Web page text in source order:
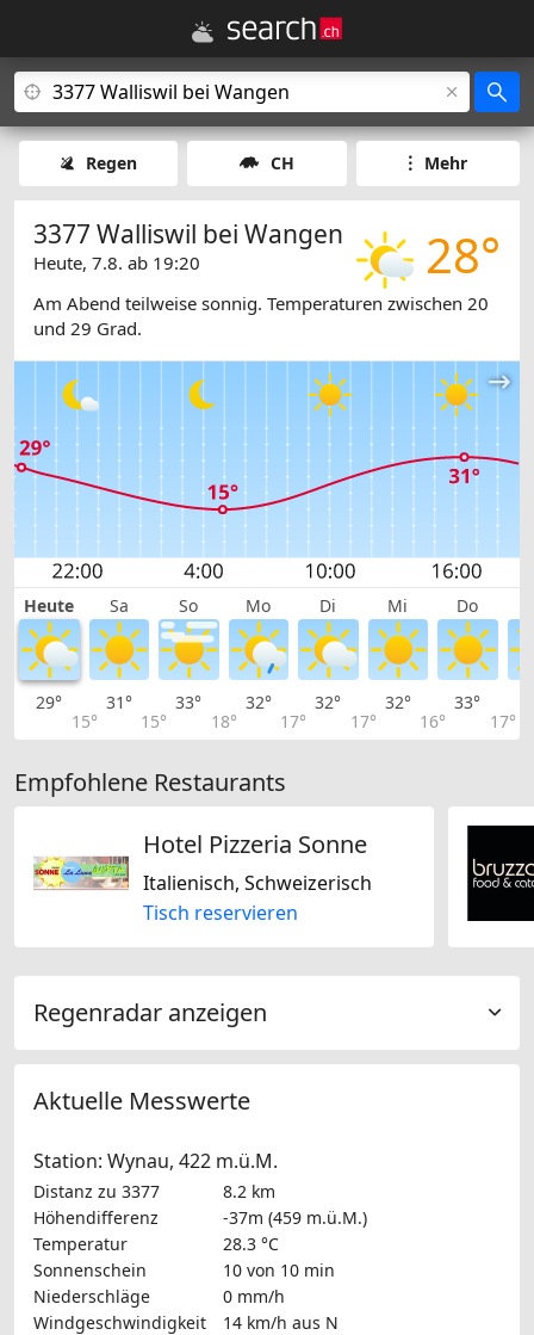
Regen CH Mehr
28°
3377 Walliswil bei Wangen
Heute, 7.8. ab 19:20
Am Abend teilweise sonnig. Temperaturen zwischen 20
und 29 Grad.
Heute Sa So Mo Di Mi Do
29°
15°
31°
15°
33°
18°
32°
17°
32°
17°
32°
16°
33°
17°
Empfohlene Restaurants
Hotel Pizzeria Sonne
Italienisch, Schweizerisch
Tisch reservieren
Regenradar anzeigen
Aktuelle Messwerte
Station: Wynau, 422 m.ü.M.
Distanz zu 3377
8.2 km
Höhendifferenz
-37m (459 m.ü.M.)
Temperatur
28.3 °C
Sonnenschein
10 von 10 min
Niederschläge
0 mm/h
Windgeschwindigkeit
14 km/h aus N